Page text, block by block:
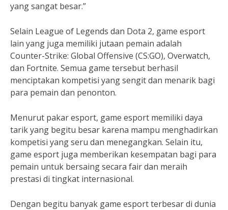
yang sangat besar.”
Selain League of Legends dan Dota 2, game esport
lain yang juga memiliki jutaan pemain adalah
Counter-Strike: Global Offensive (CS:GO), Overwatch,
dan Fortnite. Semua game tersebut berhasil
menciptakan kompetisi yang sengit dan menarik bagi
para pemain dan penonton.
Menurut pakar esport, game esport memiliki daya
tarik yang begitu besar karena mampu menghadirkan
kompetisi yang seru dan menegangkan. Selain itu,
game esport juga memberikan kesempatan bagi para
pemain untuk bersaing secara fair dan meraih
prestasi di tingkat internasional.
Dengan begitu banyak game esport terbesar di dunia